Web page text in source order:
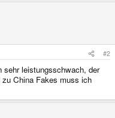
#2
leistungsschwach, der
China Fakes muss ich